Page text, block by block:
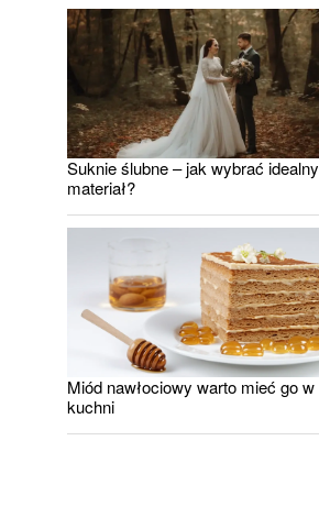
Suknie ślubne – jak wybrać idealny
materiał?
Miód nawłociowy warto mieć go w
kuchni